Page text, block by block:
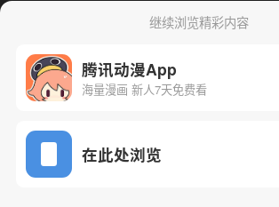
继续浏览精彩内容
腾讯动漫App
海量漫画 新人7天免费看
在此处浏览